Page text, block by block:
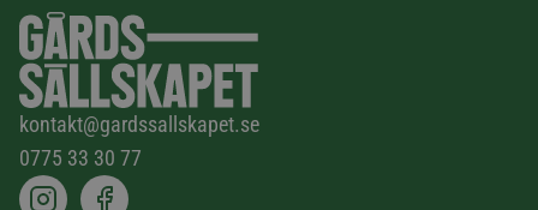
kontakt@gardssallskapet.se
0775 33 30 77